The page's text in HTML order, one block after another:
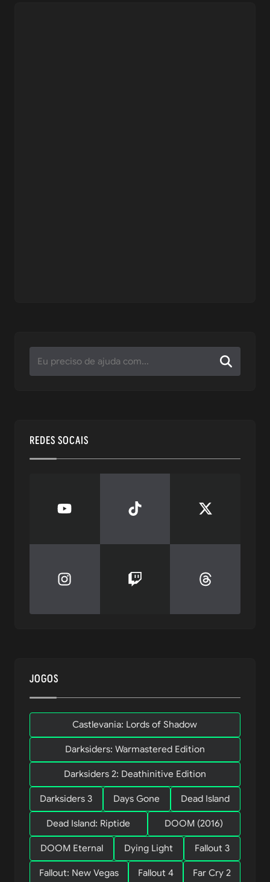
REDES SOCAIS
JOGOS
Castlevania: Lords of Shadow
Darksiders: Warmastered Edition
Darksiders 2: Deathinitive Edition
Darksiders 3 Days Gone Dead Island
Dead Island: Riptide DOOM (2016)
DOOM Eternal Dying Light Fallout 3
Fallout: New Vegas Fallout 4 Far Cry 2